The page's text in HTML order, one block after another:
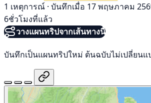
1 เหตุการณ์ · บันทึกเมื่อ 17 พฤษภาคม
6ชั่วโมงที่แล้ว
วางแผนทริปจากเส้นทางนี้
บันทึกเป็นแผนทริปใหม่ ต้นฉบับไม่เปลี่ยนแ